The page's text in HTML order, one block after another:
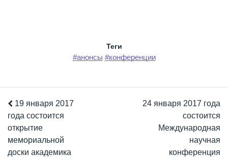
Теги
#анонсы #конференции
19 января 2017
года состоится
открытие
мемориальной
доски академика
24 января 2017 года
состоится
Международная
научная
конференция